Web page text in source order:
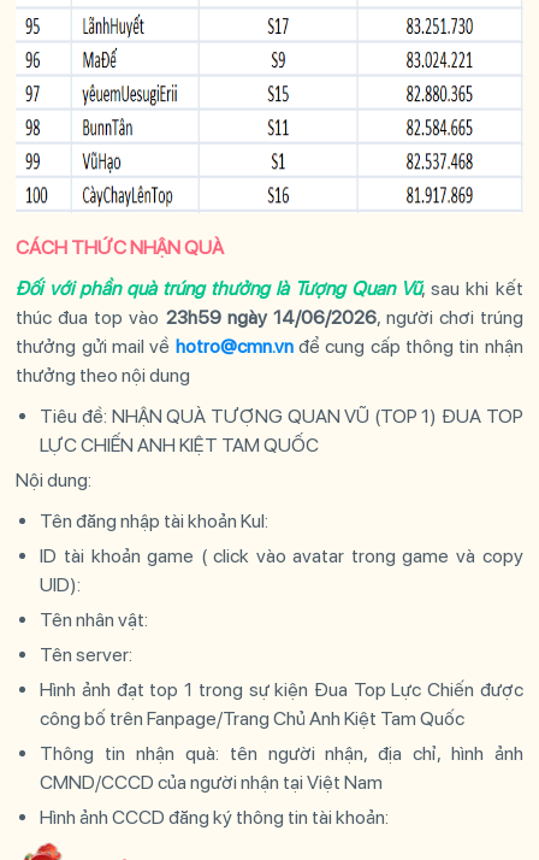
CÁCH THỨC NHẬN QUÀ
Đối với phần quà trúng thưởng là Tượng Quan Vũ, sau khi kết
thúc đua top vào 23h59 ngày 14/06/2026, người chơi trúng
thưởng gửi mail về hotro@cmn.vnđể cung cấp thông tin nhận
thưởng theo nội dung
Tiêu đề: NHẬN QUÀ TƯỢNG QUAN VŨ (TOP 1) ĐUA TOP
LỰC CHIẾN ANH KIỆT TAM QUỐC
Nội dung:
Tên đăng nhập tài khoản Kul:
ID tài khoản game (click vào avatar trong game và copy
UID):
Tên nhân vật:
Tên server:
Hình ảnh đạt top 1 trong sự kiện Đua Top Lực Chiến được
công bố trên Fanpage/Trang Chủ Anh Kiệt Tam Quốc
Thông tin nhận quà: tên người nhận, địa chỉ, hình ảnh
CMND/CCCD của người nhận tại Việt Nam
Hình ảnh CCCD đăng ký thông tin tài khoản: